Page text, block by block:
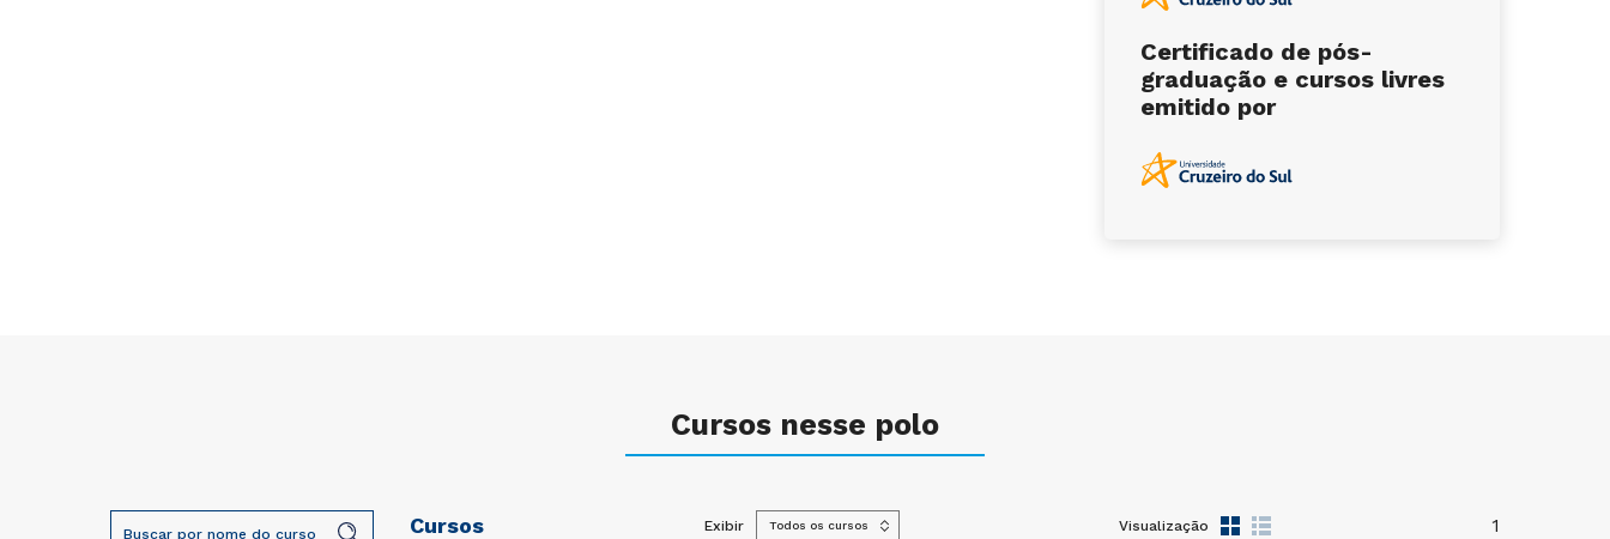
Certificado de pós-
graduação e cursos livres
emitido por
Cursos nesse polo
Cursos Exibir Visualização 1